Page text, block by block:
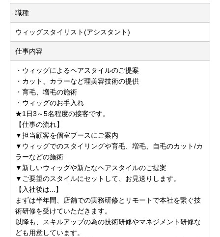
職種
ウィッグスタイリスト(アシスタント)
仕事内容
・ウィッグによるヘアスタイルのご提案
・カット、カラーなど理美容技術の提供
・育毛、増毛の施術
・ウィッグのお手入れ
★1日3～5名程度の接客です。
【仕事の流れ】
▼担当顧客を個室ブースにご案内
▼ウィッグでのスタイリングや育毛、増毛、自毛のカット/カ
ラーなどの施術
▼新しいウィッグや新たなヘアスタイルのご提案
▼ご要望のスタイルにセットして、お見送りします。
【入社後は...】
まずは半年間、店舗での実務研修とリモートで本社を繋ぐ技
術研修を受けていただきます。
以降も、スキルアップの為の技術研修やマネジメント研修な
ども用意しています。